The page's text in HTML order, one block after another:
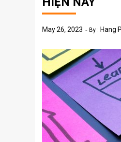
May 26, 2023 By : Hang